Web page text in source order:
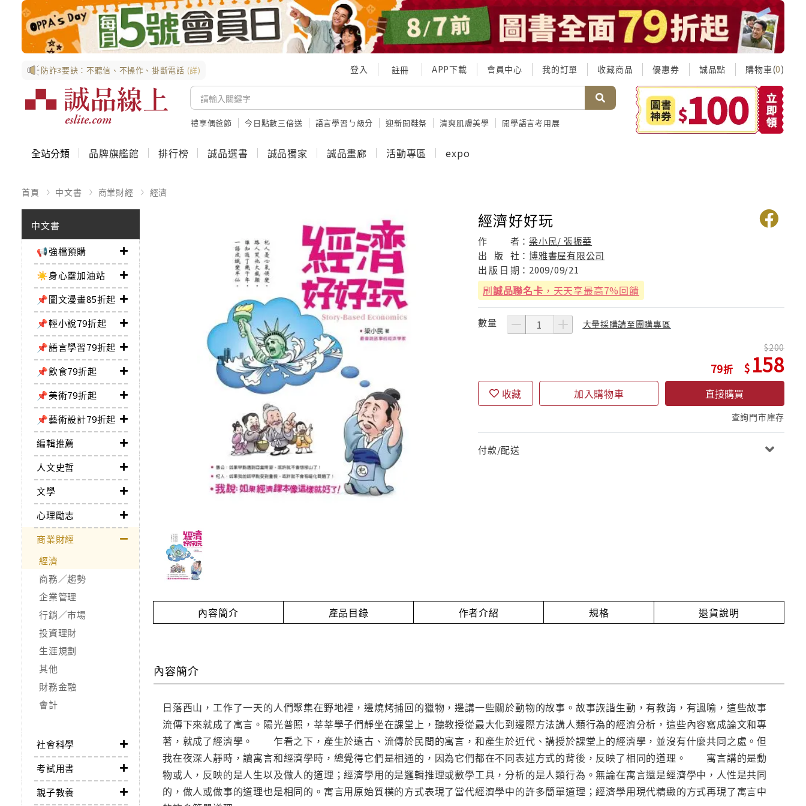
防詐3要訣：不聽信、不操作、掛斷電話 (詳) 登入 註冊 APP下載 會員中心 我的訂單 收藏商品 優惠券 誠品點 購物車(0)
禮享偶爸節 今日點數三倍送 語言學習ㄅ級分 迎新開鞋祭 清爽肌膚美學 開學語言考用展
全站分類 品牌旗艦館 排行榜 誠品選書 誠品獨家 誠品畫廊 活動專區 expo
首頁 中文書 商業財經 經濟
中文書
📢強檔預購
☀️身心靈加油站
📌圖文漫畫85折起
📌輕小說79折起
📌語言學習79折起
📌飲食79折起
📌美術79折起
📌藝術設計79折起
編輯推薦
人文史哲
文學
心理勵志
商業財經
經濟
商務／趨勢
企業管理
行銷／市場
投資理財
生涯規劃
其他
財務金融
會計
社會科學
考試用書
親子教養
經濟好好玩
作 者：梁小民/ 張振華
出
版 社：博雅書屋有限公司
出 版 日 期： 2009/09/21
刷誠品聯名卡 ，天天享最高7%回饋
數量 大量採購請至團購專區
79
200
158
收藏 加入購物車 直接購買
查詢門市庫存
付款/配送
內容簡介 產品目錄 作者介紹 規格 退貨說明
內容簡介
日落西山，工作了一天的人們聚集在野地裡，邊燒烤捕回的獵物，邊講一些關於動物的故事。故事詼諧生動，有教誨，有諷喻，這些故事
流傳下來就成了寓言。陽光普照，莘莘學子們靜坐在課堂上，聽教授從最大化到邊際方法講人類行為的經濟分析，這些內容寫成論文和專
著，就成了經濟學。 乍看之下，產生於遠古、流傳於民間的寓言，和產生於近代、講授於課堂上的經濟學，並沒有什麼共同之處。但
我在夜深人靜時，讀寓言和經濟學時，總覺得它們是相通的，因為它們都在不同表述方式的背後，反映了相同的道理。 寓言講的是動
物或人，反映的是人生以及做人的道理；經濟學用的是邏輯推理或數學工具，分析的是人類行為。無論在寓言還是經濟學中，人性是共同
的，做人或做事的道理也是相同的。寓言用原始質樸的方式表現了當代經濟學中的許多簡單道理；經濟學用現代精緻的方式再現了寓言中